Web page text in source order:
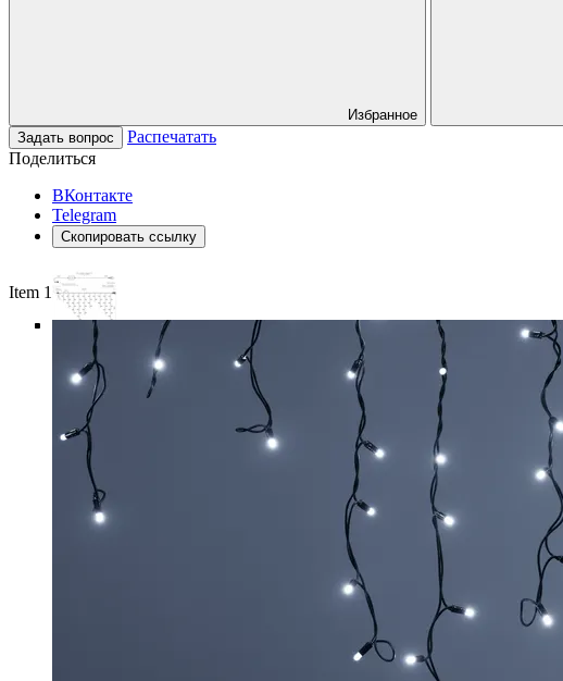
Избранное
Задать вопрос
Распечатать
Поделиться
ВКонтакте
Telegram
Скопировать ссылку
Item 1 of 6